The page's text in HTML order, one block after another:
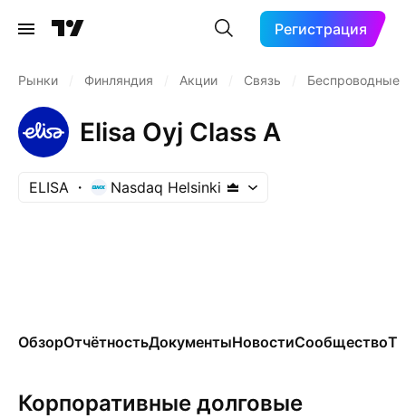
Регистрация
Рынки Финляндия Акции Связь Беспроводные
Elisa Oyj Class A
ELISA Nasdaq Helsinki
ОбзорОтчётностьДокументыНовостиСообщество
Корпоративные долговые